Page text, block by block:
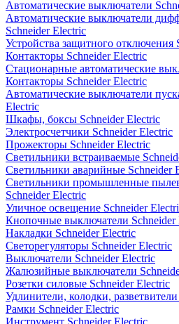
Автоматические выключатели
Автоматические выключатели
Schneider Electric
Устройства защитного отключения
Контакторы Schneider Electric
Стационарные автоматические
Контакторы Schneider Electric
Автоматические выключатели
Electric
Шкафы, боксы Schneider Electric
Электросчетчики Schneider Electric
Прожекторы Schneider Electric
Светильники встраиваемые
Светильники аварийные Schneider
Светильники промышленные
Schneider Electric
Уличное освещение Schneider
Кнопочные выключатели Schneider
Накладки Schneider Electric
Светорегуляторы Schneider Electric
Выключатели Schneider Electric
Жалюзийные выключатели
Розетки силовые Schneider Electric
Удлинители, колодки,
Рамки Schneider Electric
Инструмент Schneider Electric